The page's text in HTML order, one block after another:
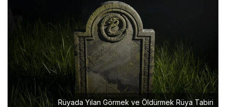
Rüyada Yılan Görmek ve Öldürmek Rüya Tabiri